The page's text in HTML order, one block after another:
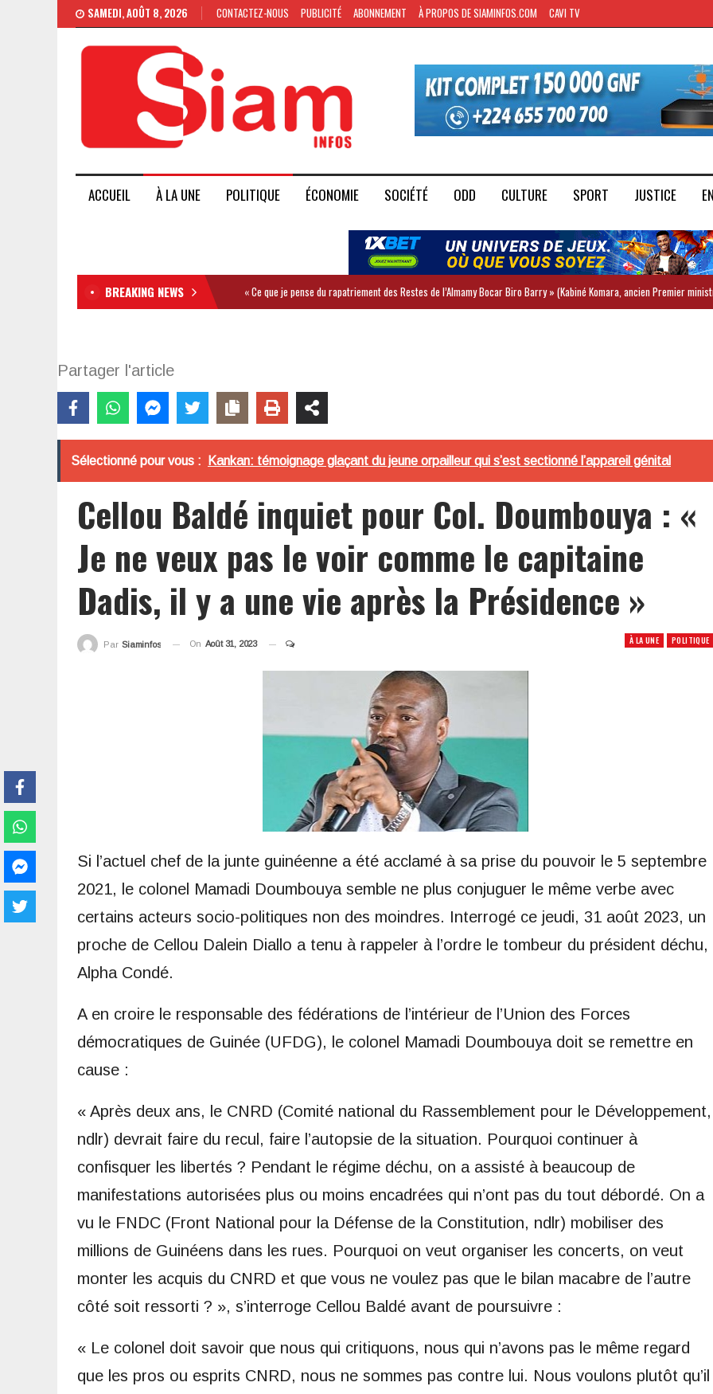
SAMEDI, AOÛT 8, 2026 CONTACTEZ-NOUS PUBLICITÉ ABONNEMENT À PROPOS DE SIAMINFOS.COM CAVI TV
ACCUEIL À LA UNE POLITIQUE ÉCONOMIE SOCIÉTÉ ODD CULTURE SPORT JUSTICE
BREAKING NEWS « Ce que je pense du rapatriement des Restes de l’Almamy Bocar Biro Barry » (Kabiné Komara, ancien Premier
Partager l'article
Sélectionné pour vous : Kankan: témoignage glaçant du jeune orpailleur qui s’est sectionné l’appareil génital
Cellou Baldé inquiet pour Col. Doumbouya : «
Je ne veux pas le voir comme le capitaine
Dadis, il y a une vie après la Présidence »
À LA UNE POLITIQUE
Par Siaminfos On Août 31, 2023
Si l’actuel chef de la junte guinéenne a été acclamé à sa prise du pouvoir le 5 septembre
2021, le colonel Mamadi Doumbouya semble ne plus conjuguer le même verbe avec
certains acteurs socio-politiques non des moindres. Interrogé ce jeudi, 31 août 2023, un
proche de Cellou Dalein Diallo a tenu à rappeler à l’ordre le tombeur du président déchu,
Alpha Condé.
A en croire le responsable des fédérations de l’intérieur de l’Union des Forces
démocratiques de Guinée (UFDG), le colonel Mamadi Doumbouya doit se remettre en
cause :
« Après deux ans, le CNRD (Comité national du Rassemblement pour le Développement,
ndlr) devrait faire du recul, faire l’autopsie de la situation. Pourquoi continuer à
confisquer les libertés ? Pendant le régime déchu, on a assisté à beaucoup de
manifestations autorisées plus ou moins encadrées qui n’ont pas du tout débordé. On a
vu le FNDC (Front National pour la Défense de la Constitution, ndlr) mobiliser des
millions de Guinéens dans les rues. Pourquoi on veut organiser les concerts, on veut
monter les acquis du CNRD et que vous ne voulez pas que le bilan macabre de l’autre
côté soit ressorti ? », s’interroge Cellou Baldé avant de poursuivre :
« Le colonel doit savoir que nous qui critiquons, nous qui n’avons pas le même regard
que les pros ou esprits CNRD, nous ne sommes pas contre lui. Nous voulons plutôt qu’il